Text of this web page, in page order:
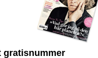
gratisnummer